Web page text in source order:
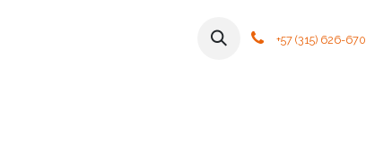
Contáctanos Foro
+57 (315) 626-